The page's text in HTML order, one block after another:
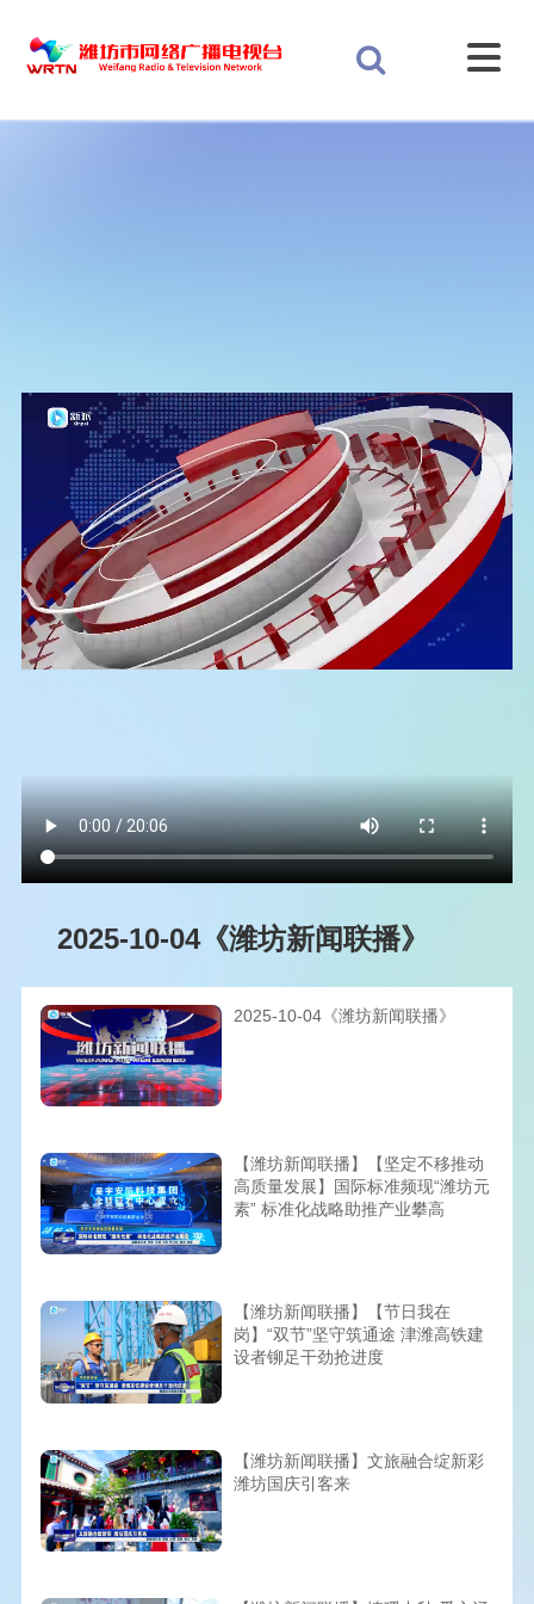
2025-10-04《潍坊新闻联播》
2025-10-04《潍坊新闻联播》
【潍坊新闻联播】【坚定不移推动
高质量发展】国际标准频现“潍坊元
素” 标准化战略助推产业攀高
【潍坊新闻联播】【节日我在
岗】“双节”坚守筑通途 津潍高铁建
设者铆足干劲抢进度
【潍坊新闻联播】文旅融合绽新彩
潍坊国庆引客来